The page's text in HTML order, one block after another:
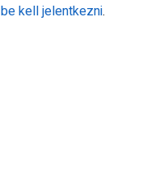
be kell jelentkezni.